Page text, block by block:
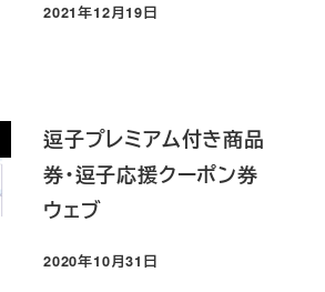
投稿日
2021年12月19日
逗子プレミアム付き商品
券・逗子応援クーポン券
ウェブ
投稿日
2020年10月31日